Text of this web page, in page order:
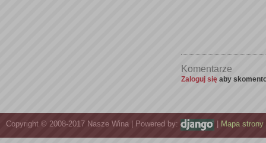
Komentarze
Zaloguj się aby
Copyright © 2008-2017 Nasze Wina | Powered by: Mapa strony